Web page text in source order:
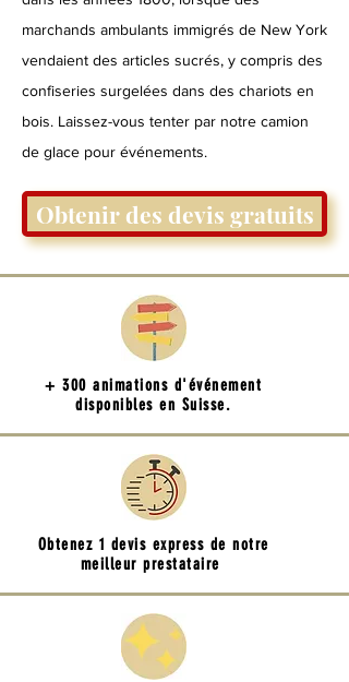
marchands ambulants immigrés de New York
vendaient des articles sucrés, y compris des
confiseries surgelées dans des chariots en
bois. Laissez-vous tenter par notre camion
de glace pour événements.
Obtenir des devis gratuits
+ 300 animations d'événement
disponibles en Suisse.
Obtenez 1 devis express de notre
meilleur prestataire